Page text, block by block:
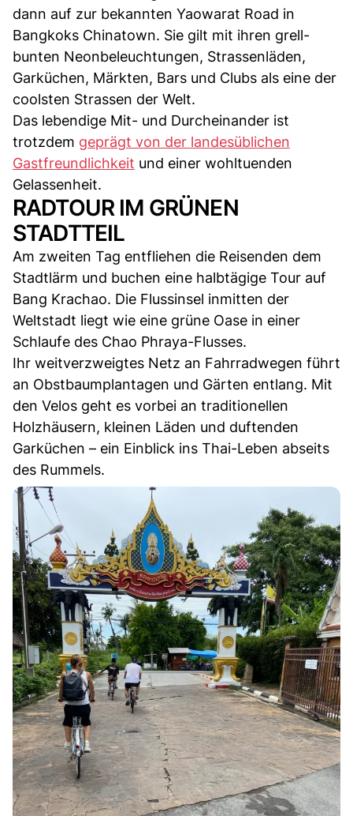
dann auf zur bekannten Yaowarat Road in
Bangkoks Chinatown. Sie gilt mit ihren grell-
bunten Neonbeleuchtungen, Strassenläden,
Garküchen, Märkten, Bars und Clubs als eine der
coolsten Strassen der Welt.
Das lebendige Mit- und Durcheinander ist
trotzdem geprägt von der landesüblichen
Gastfreundlichkeit und einer wohltuenden
Gelassenheit.
RADTOUR IM GRÜNEN
STADTTEIL
Am zweiten Tag entfliehen die Reisenden dem
Stadtlärm und buchen eine halbtägige Tour auf
Bang Krachao. Die Flussinsel inmitten der
Weltstadt liegt wie eine grüne Oase in einer
Schlaufe des Chao Phraya-Flusses.
Ihr weitverzweigtes Netz an Fahrradwegen führt
an Obstbaumplantagen und Gärten entlang. Mit
den Velos geht es vorbei an traditionellen
Holzhäusern, kleinen Läden und duftenden
Garküchen – ein Einblick ins Thai-Leben abseits
des Rummels.